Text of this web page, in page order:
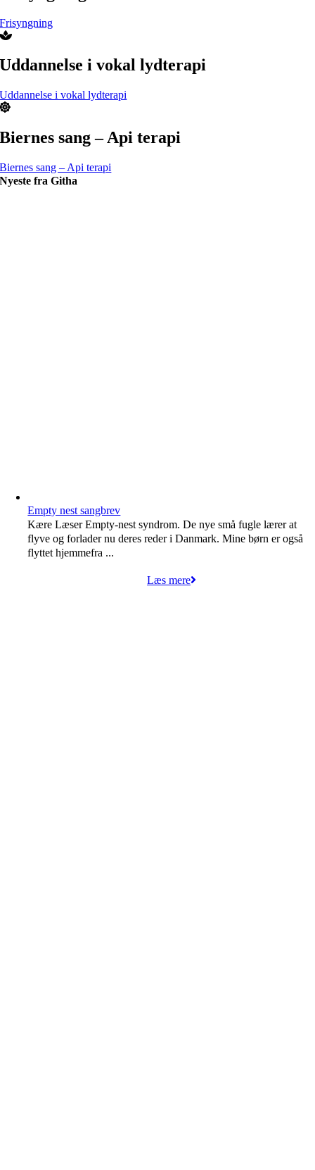
Frisyngning
Uddannelse i vokal lydterapi
Uddannelse i vokal lydterapi
Biernes sang – Api terapi
Biernes sang – Api terapi
Nyeste fra Githa
Empty nest sangbrev
Kære Læser Empty-nest syndrom. De nye små fugle lærer at
flyve og forlader nu deres reder i Danmark. Mine børn er også
flyttet hjemmefra ...
Læs mere